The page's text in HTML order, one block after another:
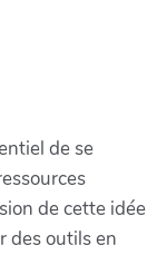
de se
de cette idée
des outils en